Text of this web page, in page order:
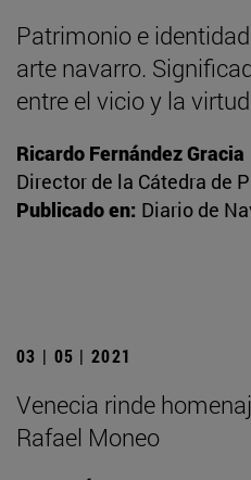
Patrimonio e
arte navarro.
entre el vicio y la virtud
Ricardo Fernández Gracia
Director de la Cátedra de
Publicado en: Diario de
03 | 05 | 2021
Venecia rinde
Rafael Moneo